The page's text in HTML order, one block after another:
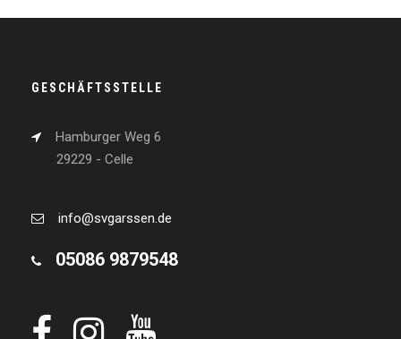
GESCHÄFTSSTELLE
Hamburger Weg 6
29229 - Celle
info@svgarssen.de
05086 9879548